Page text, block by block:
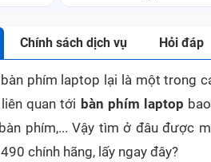
Chính sách dịch vụ Hỏi đáp
phím laptop lại là một trong
quan tới bàn phím laptop
phím,... Vậy tìm ở đâu được
chính hãng, lấy ngay đây?